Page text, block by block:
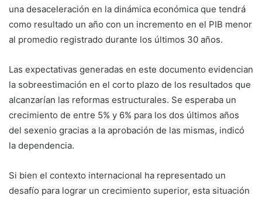
una desaceleración en la dinámica económica que tendrá
como resultado un año con un incremento en el PIB menor
al promedio registrado durante los últimos 30 años.
Las expectativas generadas en este documento evidencian
la sobreestimación en el corto plazo de los resultados que
alcanzarían las reformas estructurales. Se esperaba un
crecimiento de entre 5% y 6% para los dos últimos años
del sexenio gracias a la aprobación de las mismas, indicó
la dependencia.
Si bien el contexto internacional ha representado un
desafío para lograr un crecimiento superior, esta situación